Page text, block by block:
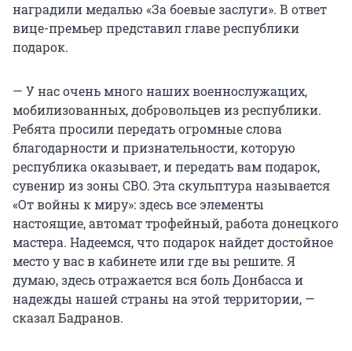
наградили медалью «За боевые заслуги». В ответ
вице-премьер представил главе республики
подарок.
— У нас очень много наших военнослужащих,
мобилизованных, добровольцев из республики.
Ребята просили передать огромные слова
благодарности и признательности, которую
республика оказывает, и передать вам подарок,
сувенир из зоны СВО. Эта скульптура называется
«От войны к миру»: здесь все элементы
настоящие, автомат трофейный, работа донецкого
мастера. Надеемся, что подарок найдет достойное
место у вас в кабинете или где вы решите. Я
думаю, здесь отражается вся боль Донбасса и
надежды нашей страны на этой территории, —
сказал Бадранов.